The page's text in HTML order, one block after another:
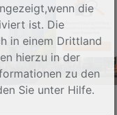
Immobilie. Unverbindlich
BEWERTUNG STARTEN
die
ist. Die
in einem Drittland
hierzu in der
zu den
Sie unter Hilfe.